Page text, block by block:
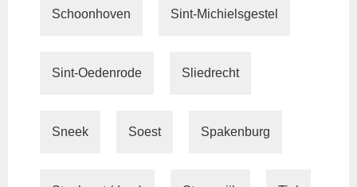
Schoonhoven Sint-Michielsgestel
Sint-Oedenrode Sliedrecht
Sneek Soest Spakenburg